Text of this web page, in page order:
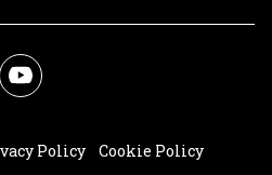
Policy
Cookie Policy